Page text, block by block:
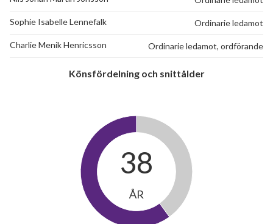
Sophie Isabelle Lennefalk Ordinarie ledamot
Charlie Menik Henricsson Ordinarie ledamot, ordförande
Könsfördelning och snittålder
38
ÅR